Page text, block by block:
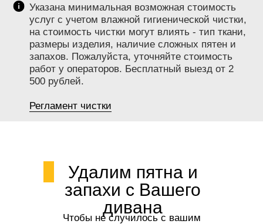
Указана минимальная возможная стоимость
услуг с учетом влажной гигиенической чистки,
на стоимость чистки могут влиять - тип ткани,
размеры изделия, наличие сложных пятен и
запахов. Пожалуйста, уточняйте стоимость
работ у операторов. Бесплатный выезд от 2
500 рублей.
Регламент чистки
Удалим пятна и
запахи с Вашего
дивана
Чтобы не случилось с вашим